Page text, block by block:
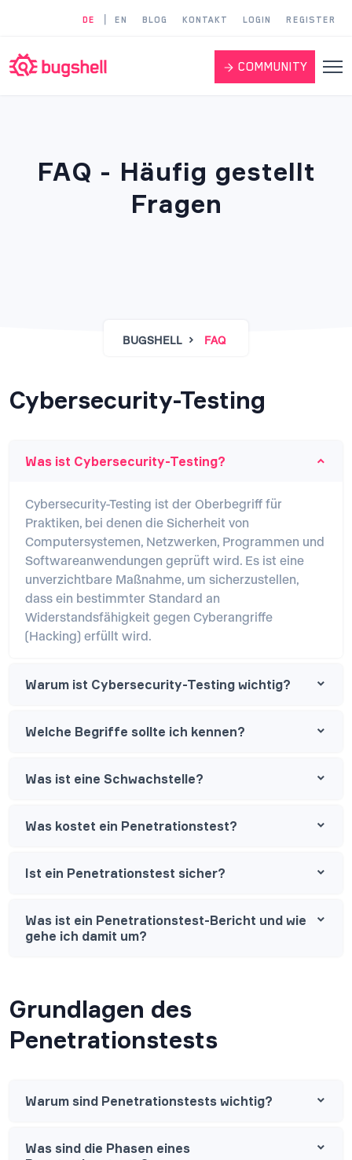
DE | EN BLOG KONTAKT LOGIN REGISTER
COMMUNITY
FAQ - Häufig gestellt
Fragen
BUGSHELL FAQ
Cybersecurity-Testing
Was ist Cybersecurity-Testing?
Cybersecurity-Testing ist der Oberbegriff für
Praktiken, bei denen die Sicherheit von
Computersystemen, Netzwerken, Programmen und
Softwareanwendungen geprüft wird. Es ist eine
unverzichtbare Maßnahme, um sicherzustellen,
dass ein bestimmter Standard an
Widerstandsfähigkeit gegen Cyberangriffe
(Hacking) erfüllt wird.
Warum ist Cybersecurity-Testing wichtig?
Welche Begriffe sollte ich kennen?
Was ist eine Schwachstelle?
Was kostet ein Penetrationstest?
Ist ein Penetrationstest sicher?
Was ist ein Penetrationstest-Bericht und wie
gehe ich damit um?
Grundlagen des
Penetrationstests
Warum sind Penetrationstests wichtig?
Was sind die Phasen eines